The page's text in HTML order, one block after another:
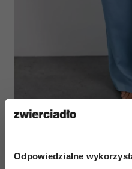
Odpowiedzialne